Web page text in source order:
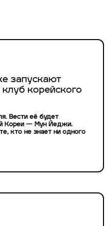
запускают
корейского
Вести её будет
Кореи — Мун Йеджи.
кто не знает ни одного